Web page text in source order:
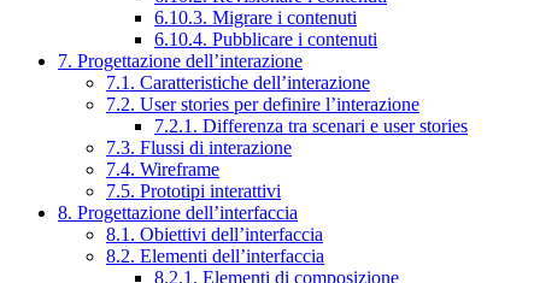
6.10.3. Migrare i contenuti
6.10.4. Pubblicare i contenuti
7. Progettazione dell’interazione
7.1. Caratteristiche dell’interazione
7.2. User stories per definire l’interazione
7.2.1. Differenza tra scenari e user stories
7.3. Flussi di interazione
7.4. Wireframe
7.5. Prototipi interattivi
8. Progettazione dell’interfaccia
8.1. Obiettivi dell’interfaccia
8.2. Elementi dell’interfaccia
8.2.1. Elementi di composizione